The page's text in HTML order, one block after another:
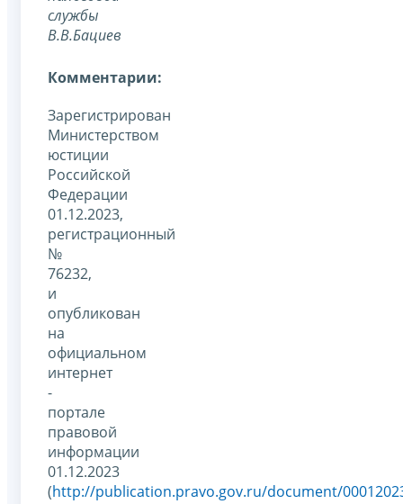
службы
В.В.Бациев
Комментарии:
Зарегистрирован
Министерством
юстиции
Российской
Федерации
01.12.2023,
регистрационный
№
76232,
и
опубликован
на
официальном
интернет
-
портале
правовой
информации
01.12.2023
(http://publication.pravo.gov.ru/document/